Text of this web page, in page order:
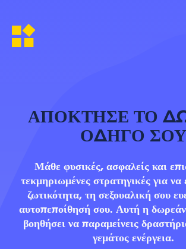
ΑΠΟΚΤΗΣΕ ΤΟ
ΟΔΗΓΟ ΣΟΥ
Μάθε φυσικές, ασφαλείς και
τεκμηριωμένες στρατηγικές για να
ζωτικότητα, τη σεξουαλική σου
αυτοπεποίθησή σου. Αυτή η
βοηθήσει να παραμείνεις
γεμάτος ενέργεια.